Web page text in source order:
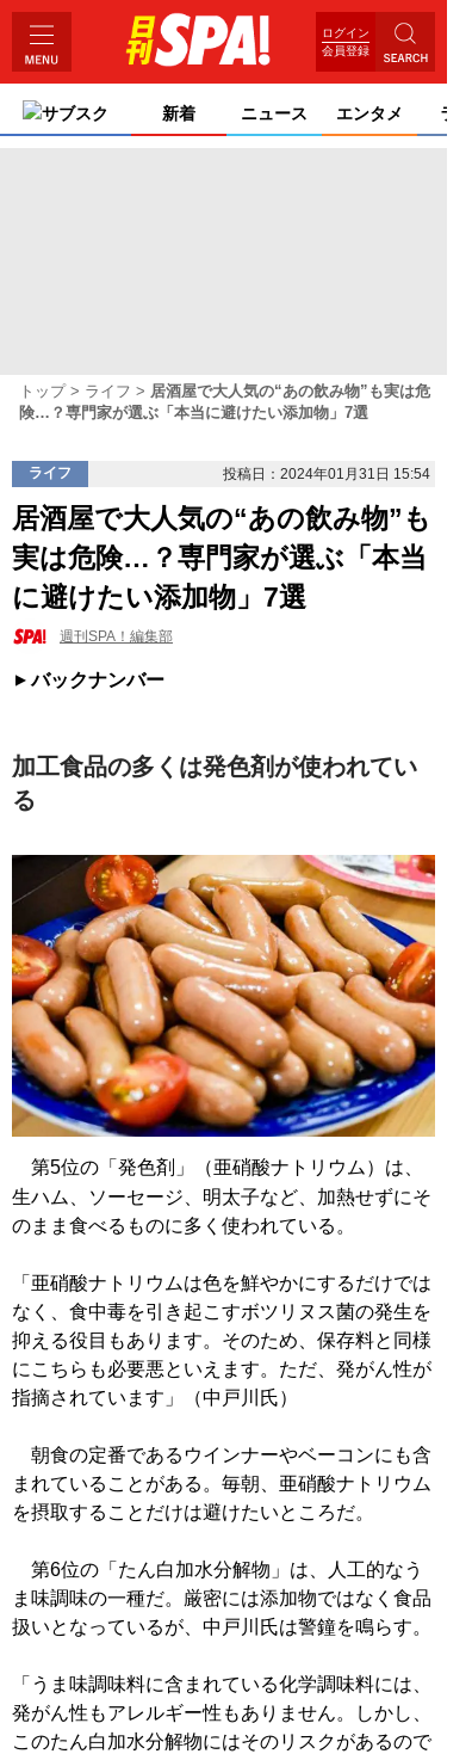
ログイン
会員登録
サブスク 新着 ニュース エンタメ ライ
トップ ライフ
居酒屋で大人気の“あの飲み物”も実は危
険…？専門家が選ぶ「本当に避けたい添加物」7選
ライフ 投稿日：2024年01月31日 15:54
居酒屋で大人気の“あの飲み物”も
実は危険…？専門家が選ぶ「本当
に避けたい添加物」7選
週刊SPA！編集部
バックナンバー
加工食品の多くは発色剤が使われてい
る
第5位の「発色剤」（亜硝酸ナトリウム）は、
生ハム、ソーセージ、明太子など、加熱せずにそ
のまま食べるものに多く使われている。
「亜硝酸ナトリウムは色を鮮やかにするだけでは
なく、食中毒を引き起こすボツリヌス菌の発生を
抑える役目もあります。そのため、保存料と同様
にこちらも必要悪といえます。ただ、発がん性が
指摘されています」（中戸川氏）
朝食の定番であるウインナーやベーコンにも含
まれていることがある。毎朝、亜硝酸ナトリウム
を摂取することだけは避けたいところだ。
第6位の「たん白加水分解物」は、人工的なう
ま味調味の一種だ。厳密には添加物ではなく食品
扱いとなっているが、中戸川氏は警鐘を鳴らす。
「うま味調味料に含まれている化学調味料には、
発がん性もアレルギー性もありません。しかし、
このたん白加水分解物にはそのリスクがあるので